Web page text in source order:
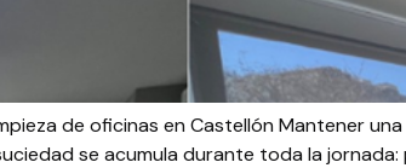
de oficinas en Castellón Mantener
se acumula durante toda la jornada: